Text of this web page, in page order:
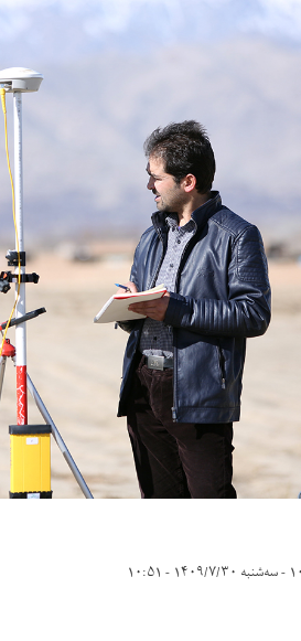
-سه‌شنبه ۱۴۰۹/۷/۳۰ - ۱۰:۵۱